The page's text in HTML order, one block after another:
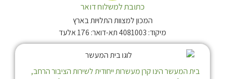
כתובת למשלוח דואר
המכון למצוות התלויות בארץ
מיקוד: 4081003 תא-דואר: 176 אלעד
בית המעשר הינו קרן מעשרות ייחודית לשירות הציבור הרחב,